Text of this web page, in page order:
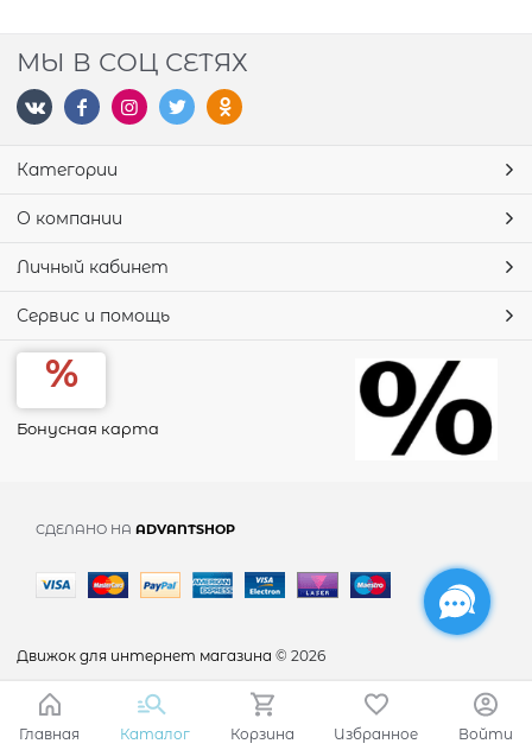
МЫ В СОЦ СЕТЯХ
Категории
О компании
Личный кабинет
Сервис и помощь
Бонусная карта
СДЕЛАНО НА ADVANTSHOP
Движок для интернет магазина © 2026
Главная Каталог Корзина Избранное Войти